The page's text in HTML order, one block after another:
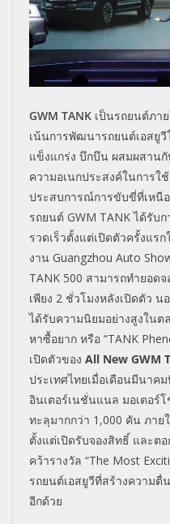
GWM TANK เป็นรถยนต์ภา
เน้นการพัฒนารถยนต์เอสยู
แข็งแกร่ง บึกบึน ผสมผสาน
ความอเนกประสงค์ในการใ
ประสบการณ์การขับขี่ที่เหนื
รถยนต์ GWM TANKได้รับก
รวดเร็วตั้งแต่เปิดตัวครั้งแร
งาน Guangzhou Auto
TANK 500 สามารถทำยอดจ
เพียง 2 ชั่วโมงหลังเปิดตัว น
ได้รับความนิยมอย่างสูงใน
หาซื้อยาก หรือ “TANK
เปิดตัวของ All New GWM
ประเทศไทยเมื่อเดือนมีนาค
อินเตอร์เนชั่นแนล มอเตอร์โ
ทะลุมากกว่า 1,000 คัน ภาย
ตั้งแต่เปิดรับจองสิทธิ์ และต
คว้ารางวัล “The Most
รถยนต์เอสยูวีที่สร้างความตื่
อีกด้วย